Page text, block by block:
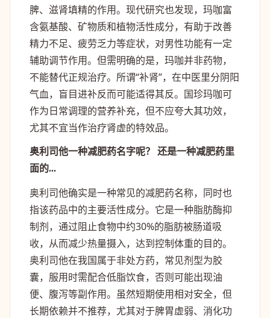
脾、滋肾填精的作用。现代研究也发现，玛咖富
含氨基酸、矿物质和植物活性成分，有助于改善
精力不足、疲劳乏力等症状，对男性功能有一定
辅助调节作用。但需明确的是，玛咖并非药物，
不能替代正规治疗。所谓“补肾”，在中医里分阴阳
气血，盲目进补反而可能适得其反。国珍玛咖可
作为日常调理的营养补充，但不应夸大其功效，
尤其不宜当作治疗肾虚的特效品。
奥利司他一种减肥药名字呢？ 还是一种减肥药里
面的...
奥利司他确实是一种常见的减肥药名称，同时也
指该药品中的主要活性成分。它是一种脂肪酶抑
制剂，通过阻止食物中约30%的脂肪被肠道吸
收，从而减少热量摄入，达到控制体重的目的。
奥利司他在我国属于非处方药，常见剂型为胶
囊，服用时需配合低脂饮食，否则可能出现油
便、腹泻等副作用。虽然短期使用相对安全，但
长期依赖并不推荐，尤其对于脾胃虚弱、消化功